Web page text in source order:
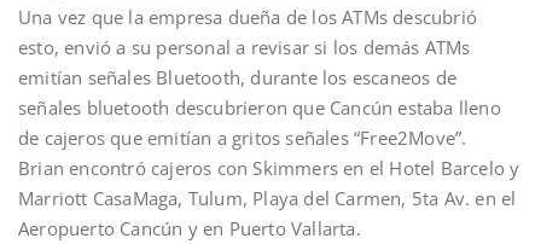
Una vez que la empresa dueña de los ATMs descubrió
esto, envió a su personal a revisar si los demás ATMs
emitían señales Bluetooth, durante los escaneos de
señales bluetooth descubrieron que Cancún estaba lleno
de cajeros que emitían a gritos señales “Free2Move”.
Brian encontró cajeros con Skimmers en el Hotel Barcelo y
Marriott CasaMaga, Tulum, Playa del Carmen, 5ta Av. en el
Aeropuerto Cancún y en Puerto Vallarta.